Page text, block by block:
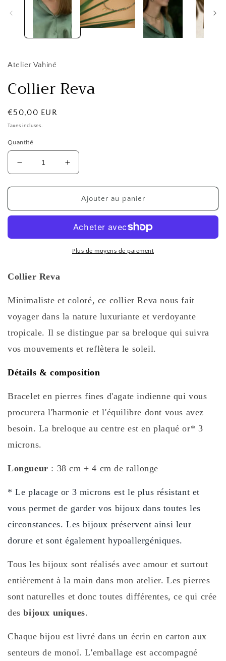
Atelier Vahiné
Collier Reva
Prix
habituel
€50,00 EUR
Taxes incluses.
Quantité
Réduire
la
quantité
Collier
Augmenter
la
quantité
Collier
Ajouter au panier
Plus de moyens de paiement
Collier Reva
Minimaliste et coloré, ce collier Reva nous fait
voyager dans la nature luxuriante et verdoyante
tropicale. Il se distingue par sa breloque qui suivra
vos mouvements et reflètera le soleil.
Détails & composition
Bracelet en pierres fines d'agate indienne qui vous
procurera l'harmonie et l'équilibre dont vous avez
besoin. La breloque au centre est en plaqué or* 3
microns.
Longueur : 38 cm + 4 cm de rallonge
* Le placage or 3 microns est le plus résistant et
vous permet de garder vos bijoux dans toutes les
circonstances. Les bijoux préservent ainsi leur
dorure et sont également hypoallergéniques.
Tous les bijoux sont réalisés avec amour et surtout
entièrement à la main dans mon atelier. Les pierres
sont naturelles et donc toutes différentes, ce qui crée
desbijoux uniques.
Chaque bijou est livré dans un écrin en carton aux
senteurs de monoï. L'emballage est accompagné